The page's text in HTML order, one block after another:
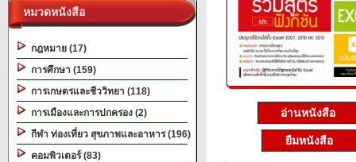
หมวดหนังสือ
กฎหมาย (17)
การศึกษา (159)
การเกษตรและชีววิทยา (118)
การเมืองและการปกครอง (2)
กีฬา ท่องเที่ยว สุขภาพและอาหาร (196)
คอมพิวเตอร์ (83)
อ่านหนังสือ
ยืมหนังสือ